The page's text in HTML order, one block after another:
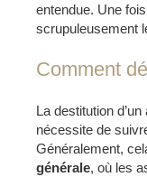
entendue. Une
scrupuleusement
Comment
La destitution
nécessite de
Généralement,
générale, où les